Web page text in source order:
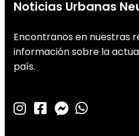
Noticias Urbanas
Encontranos en nuestras
información sobre la
país.